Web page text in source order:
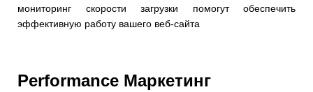
мониторинг скорости загрузки помогут обеспечить
эффективную работу вашего веб-сайта
Performance Маркетинг